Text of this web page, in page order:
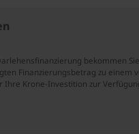
bekommen
Finanzierungsbetrag zu einem
Ihre Krone-Investition zur